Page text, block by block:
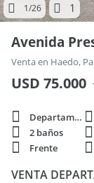
1/26 1
Avenida
Venta en Haedo,
USD 75.000
Departamento
2 baños
Frente
VENTA